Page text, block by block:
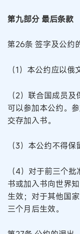
第九部分 最后条款
第26条 签字及公约
（1）本公约应以俄
（2）联合国成员
可以参加本公约。
交存加入书。
（3）本公约不得保
（4）对于前三个
书或加入书向世界
生效；对于其他国
三个月后生效。